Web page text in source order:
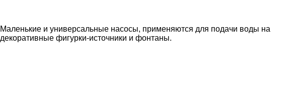
Маленькие и универсальные насосы, применяются для подачи воды на
декоративные фигурки-источники и фонтаны.